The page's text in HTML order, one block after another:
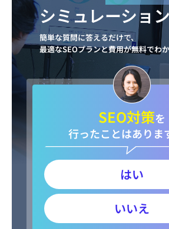
シミュレーショ
簡単な質問に答えるだけで、
最適なSEOプランと費用が無料でわ
SEO対策を
行ったことはありま
はい
いいえ